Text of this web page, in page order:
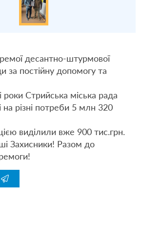
десантно-штурмової
за постійну допомогу та
роки Стрийська міська рада
на різні потреби 5 млн 320
виділили вже 900 тис.грн.
Захисники! Разом до